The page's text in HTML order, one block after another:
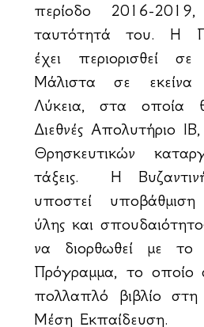
περίοδο 2016-
ταυτότητά του. Η
έχει περιορισθεί σε
Μάλιστα σε
Λύκεια, στα οποία
Διεθνές Απολυτήριο
Θρησκευτικών
τάξεις. Η
υποστεί
ύλης και
να διορθωθεί με το
Πρόγραμμα, το οποίο
πολλαπλό βιβλίο στη
Μέση Εκπαίδευση.